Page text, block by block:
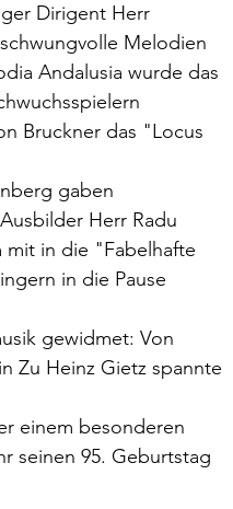
Dirigent Herr
Melodien
Andalusia wurde das
Bruckner das "Locus
gaben
Herr Radu
mit in die "Fabelhafte
in die Pause
gewidmet: Von
Zu Heinz Gietz spannte
einem besonderen
seinen 95. Geburtstag